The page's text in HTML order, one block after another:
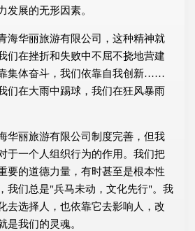
发展的无形因素。
海华丽旅游有限公司，这种精神就
们在挫折和失败中不屈不挠地营建
集体奋斗，我们依靠自我创新……
们在大雨中踢球，我们在狂风暴雨
华丽旅游有限公司制度完善，但我
于一个人组织行为的作用。我们把
要的道德力量，有时甚至是根本性
我们总是"兵马未动，文化先行"。我
去选择人，也依靠它去影响人，改
是我们的灵魂。